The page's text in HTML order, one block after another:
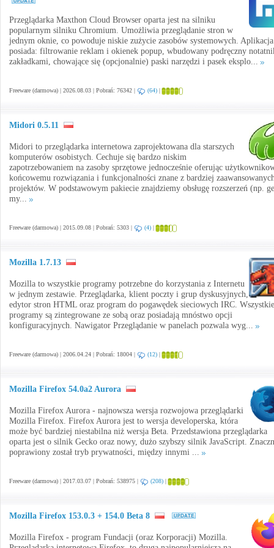
Przeglądarka Maxthon Cloud Browser oparta jest na silniku
popularnym silniku Chromium. Umożliwia przeglądanie stron w
jednym oknie, co powoduje niskie zużycie zasobów systemowych. Aplikacja
posiada: filtrowanie reklam i okienek popup, wbudowany podręczny
zakładkami, chowające się (opcjonalnie) paski narzędzi i pasek eksplo...
Freeware (darmowa) | 2026.08.03 | Pobrań: 76342 | (64) |
Midori 0.5.11
Midori to przeglądarka internetowa zaprojektowana dla starszych
komputerów osobistych. Cechuje się bardzo niskim
zapotrzebowaniem na zasoby sprzętowe jednocześnie oferując
końcowemu rozwiązania i funkcjonalności znane z bardziej
projektów. W podstawowym pakiecie znajdziemy obsługę rozszerzeń (np.
my...
Freeware (darmowa) | 2015.09.08 | Pobrań: 5303 | (4) |
Mozilla 1.7.13
Mozilla to wszystkie programy potrzebne do korzystania z Internetu
w jednym zestawie. Przeglądarka, klient poczty i grup dyskusyjnych,
edytor stron HTML oraz program do pogawędek sieciowych IRC. Wszystkie
programy są zintegrowane ze sobą oraz posiadają mnóstwo opcji
konfiguracyjnych. Nawigator Przeglądanie w panelach pozwala wyg...
Freeware (darmowa) | 2006.04.24 | Pobrań: 18004 | (12) |
Mozilla Firefox 54.0a2 Aurora
Mozilla Firefox Aurora - najnowsza wersja rozwojowa przeglądarki
Mozilla Firefox. Firefox Aurora jest to wersja developerska, która
może być bardziej niestabilna niż wersja Beta. Przedstawiona przeglądarka
oparta jest o silnik Gecko oraz nowy, dużo szybszy silnik JavaScript.
poprawiony został tryb prywatności, między innymi ...
Freeware (darmowa) | 2017.03.07 | Pobrań: 538975 | (208) |
Mozilla Firefox 153.0.3 + 154.0 Beta 8
Mozilla Firefox - program Fundacji (oraz Korporacji) Mozilla.